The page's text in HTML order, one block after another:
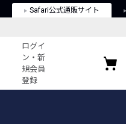
Safari公式通販サイト
ログイ
ン・新
規会員
登録